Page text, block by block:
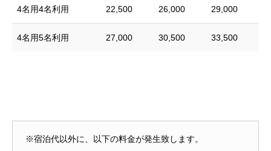
4名用4名利用 22,500 26,000 29,000
4名用5名利用 27,000 30,500 33,500
※宿泊代以外に、以下の料金が発生致します。